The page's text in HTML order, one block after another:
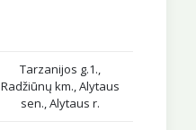
Tarzanijos g.1.,
Radžiūnų km., Alytaus
sen., Alytaus r.